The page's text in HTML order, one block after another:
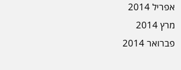
אפריל 2014
מרץ 2014
פברואר 2014